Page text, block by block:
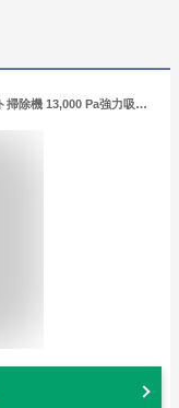
dreame (ドリーミー) L40Ultra CE ロボット掃除機 13,000 Pa強力吸引 吸引·水拭き両用 全自動クリーニングステーション 自動ゴミ収集 毛絡み除去システム 高速回転モップ モップリフト 段差乗り越え マッピング 障害物回避 アプリ操作 AI 音声対応